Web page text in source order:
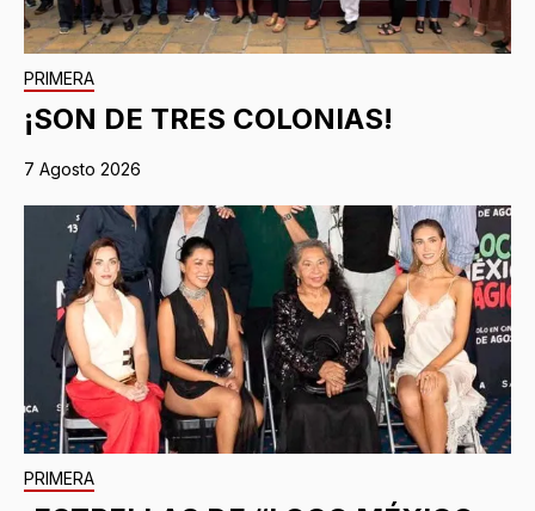
PRIMERA
¡SON DE TRES COLONIAS!
7 Agosto 2026
PRIMERA